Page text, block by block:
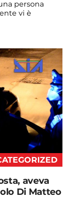
persona
vi è
aveva
Di Matteo